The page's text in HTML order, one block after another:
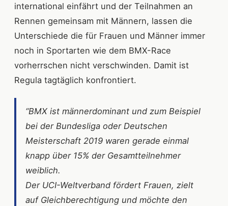
international einfährt und der Teilnahmen an
Rennen gemeinsam mit Männern, lassen die
Unterschiede die für Frauen und Männer immer
noch in Sportarten wie dem BMX-Race
vorherrschen nicht verschwinden. Damit ist
Regula tagtäglich konfrontiert.
“BMX ist männerdominant und zum Beispiel
bei der Bundesliga oder Deutschen
Meisterschaft 2019 waren gerade einmal
knapp über 15% der Gesamtteilnehmer
weiblich.
Der UCI-Weltverband fördert Frauen, zielt
auf Gleichberechtigung und möchte den